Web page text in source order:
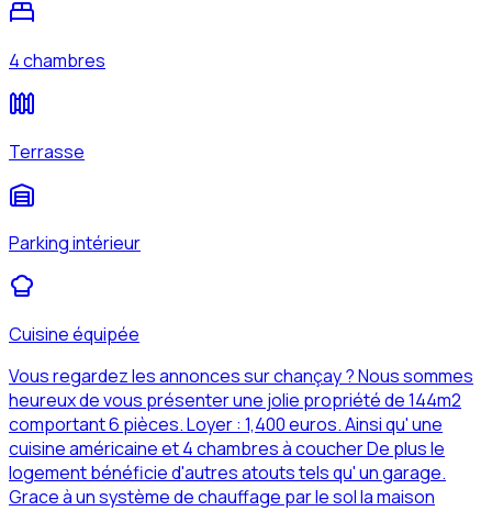
4 chambres
Terrasse
Parking intérieur
Cuisine équipée
Vous regardez les annonces sur chançay ? Nous sommes
heureux de vous présenter une jolie propriété de 144m2
comportant 6 pièces. Loyer : 1,400 euros. Ainsi qu' une
cuisine américaine et 4 chambres à coucher De plus le
logement bénéficie d'autres atouts tels qu' un garage.
Grace à un système de chauffage par le sol la maison